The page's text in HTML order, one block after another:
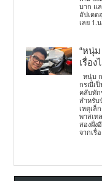
มาก แ
อัปเดต
เลย 1.
“หนุ่
เรื่อ
หนุ่ม
กรณีเ
คลับทัก
สำหรับ
เหตุเล็
พาสเท
สองฝั่ง
จากเรื่